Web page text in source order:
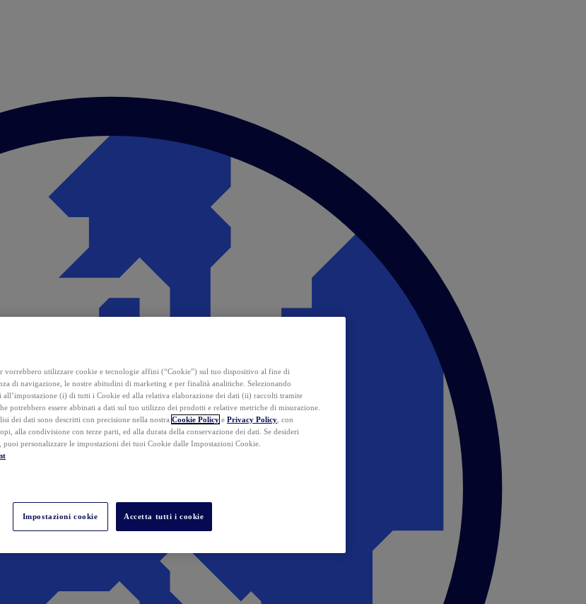
vorrebbero utilizzare cookie e tecnologie affini (“Cookie”) sul tuo dispositivo al fine di
di navigazione, le nostre abitudini di marketing e per finalità analitiche. Selezionando
all’impostazione (i) di tutti i Cookie ed alla relativa elaborazione dei dati (ii) raccolti tramite
potrebbero essere abbinati a dati sul tuo utilizzo dei prodotti e relative metriche di misurazione.
dei dati sono descritti con precisione nella nostra Cookie Policy e Privacy Policy , con
alla condivisione con terze parti, ed alla durata della conservazione dei dati. Se desideri
puoi personalizzare le impostazioni dei tuoi Cookie dalle Impostazioni Cookie.
Impostazioni cookie Accetta tutti i cookie